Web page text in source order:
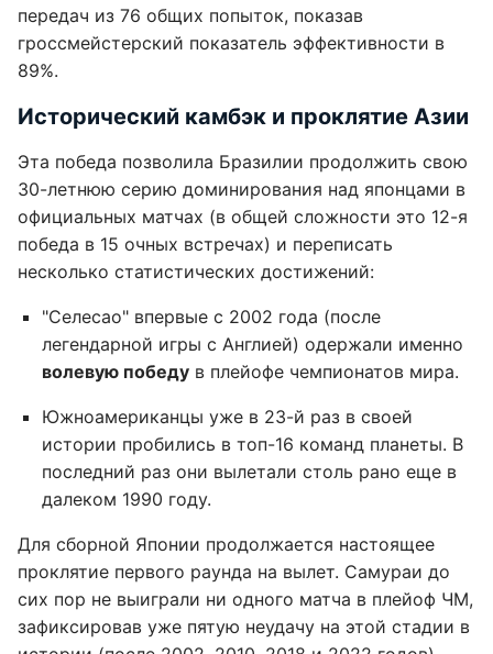
передач из 76 общих попыток, показав
гроссмейстерский показатель эффективности в
89%.
Исторический камбэк и проклятие Азии
Эта победа позволила Бразилии продолжить свою
30-летнюю серию доминирования над японцами в
официальных матчах (в общей сложности это 12-я
победа в 15 очных встречах) и переписать
несколько статистических достижений:
"Селесао" впервые с 2002 года (после
легендарной игры с Англией) одержали именно
волевую победу в плейофе чемпионатов мира.
Южноамериканцы уже в 23-й раз в своей
истории пробились в топ-16 команд планеты. В
последний раз они вылетали столь рано еще в
далеком 1990 году.
Для сборной Японии продолжается настоящее
проклятие первого раунда на вылет. Самураи до
сих пор не выиграли ни одного матча в плейоф ЧМ,
зафиксировав уже пятую неудачу на этой стадии в